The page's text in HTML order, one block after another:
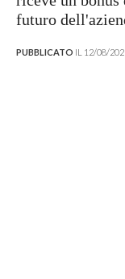
futuro
PUBBLICATO IL 12/08/